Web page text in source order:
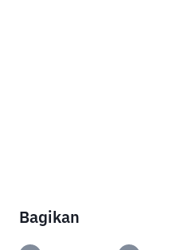
Bagikan